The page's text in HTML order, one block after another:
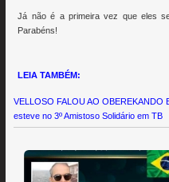
Já não é a primeira vez que eles
Parabéns!
LEIA TAMBÉM:
VELLOSO FALOU AO OBEREKANDO
esteve no 3º Amistoso Solidário em TB